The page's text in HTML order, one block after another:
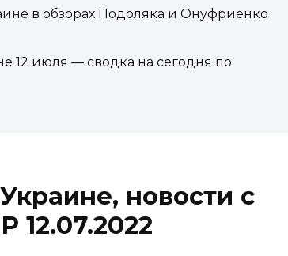
в обзорах Подоляка и Онуфриенко
12 июля — сводка на сегодня по
новости с